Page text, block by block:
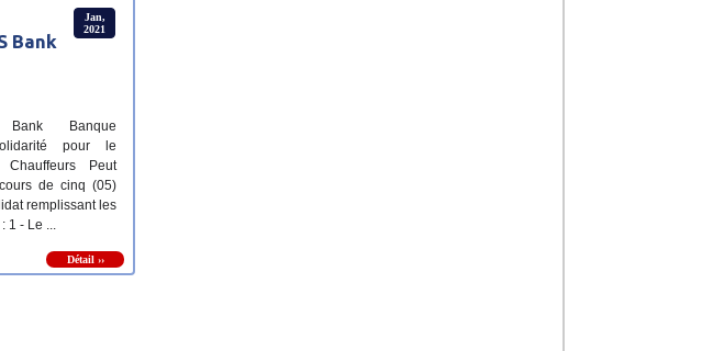
Jan,
2021
Bank
Banque
pour le
Peut
de cinq (05)
remplissant les
1 - Le ...
Détail ››